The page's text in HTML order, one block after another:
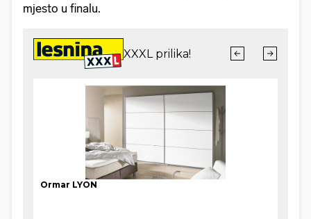
mjesto u finalu.